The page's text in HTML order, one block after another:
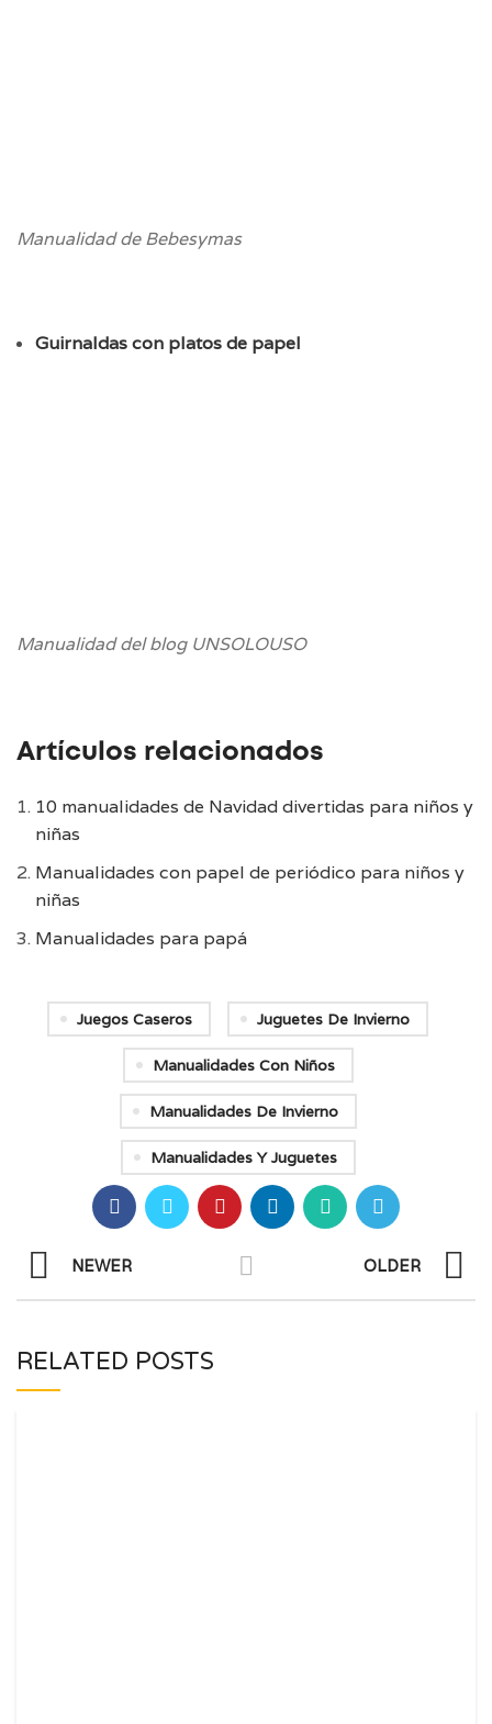
Manualidad de Bebesymas
Guirnaldas con platos de papel
Manualidad del blog UNSOLOUSO
Artículos relacionados
10 manualidades de Navidad divertidas para niños y
niñas
Manualidades con papel de periódico para niños y
niñas
Manualidades para papá
Juegos Caseros Juguetes De Invierno
Manualidades Con Niños
Manualidades De Invierno
Manualidades Y Juguetes
NEWER OLDER
RELATED POSTS